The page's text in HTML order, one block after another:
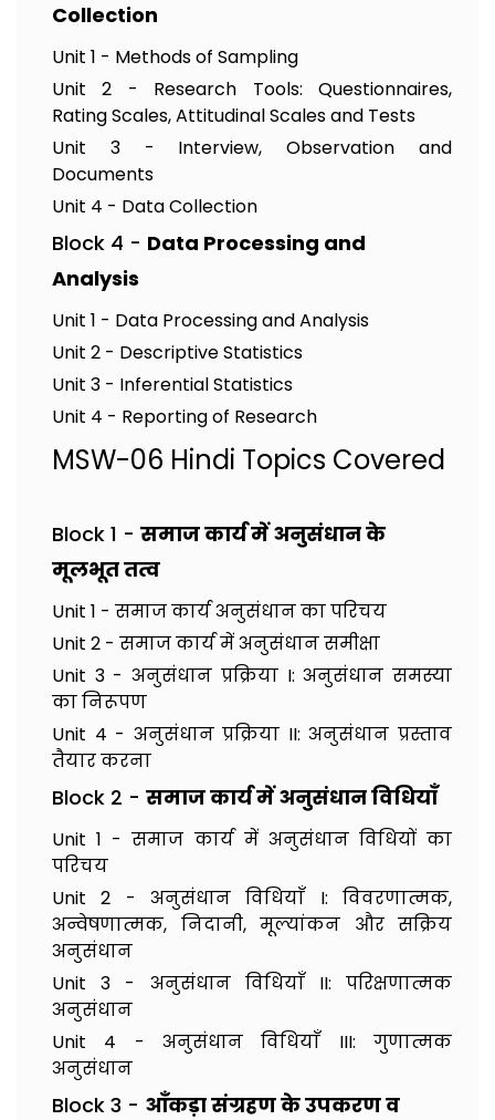
Collection
Unit 1 - Methods of Sampling
Unit 2 - Research Tools: Questionnaires,
Rating Scales, Attitudinal Scales and Tests
Unit 3 - Interview, Observation and
Documents
Unit 4 - Data Collection
Block 4 - Data Processing and
Analysis
Unit 1 - Data Processing and Analysis
Unit 2 - Descriptive Statistics
Unit 3 - Inferential Statistics
Unit 4 - Reporting of Research
MSW-06 Hindi Topics Covered
Block 1 - समाज कार्य में अनुसंधान के
मूलभूत तत्व
Unit 1 - समाज कार्य अनुसंधान का परिचय
Unit 2 - समाज कार्य में अनुसंधान समीक्षा
Unit 3 - अनुसंधान प्रक्रिया I: अनुसंधान समस्या
का निरूपण
Unit 4 - अनुसंधान प्रक्रिया II: अनुसंधान प्रस्ताव
तैयार करना
Block 2 - समाज कार्य में अनुसंधान विधियाँ
Unit 1 - समाज कार्य में अनुसंधान विधियों का
परिचय
Unit 2 - अनुसंधान विधियाँ I: विवरणात्मक,
अन्वेषणात्मक, निदानी, मूल्यांकन और सक्रिय
अनुसंधान
Unit 3 - अनुसंधान विधियाँ II: परिक्षणात्मक
अनुसंधान
Unit 4 - अनुसंधान विधियाँ III: गुणात्मक
अनुसंधान
Block 3 - आँकड़ा संग्रहण के उपकरण व